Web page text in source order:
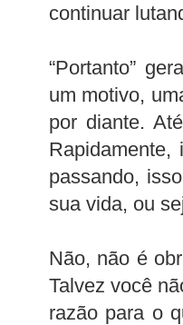
continuar
“Portanto”
um motivo,
por diante.
passando,
sua vida, ou
Não, não é
Talvez você
razão para o